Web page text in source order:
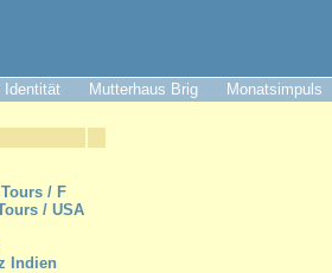
Identität Mutterhaus Brig Monatsimpuls
/ F
/ USA